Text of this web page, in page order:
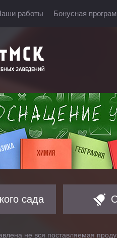
работы Бонусная
сада
не вся поставляемая